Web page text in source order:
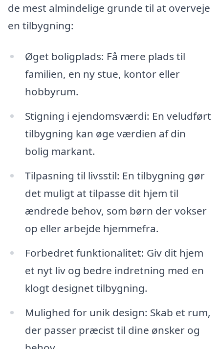
de mest almindelige grunde til at overveje
en tilbygning:
Øget boligplads: Få mere plads til
familien, en ny stue, kontor eller
hobbyrum.
Stigning i ejendomsværdi: En veludført
tilbygning kan øge værdien af din
bolig markant.
Tilpasning til livsstil: En tilbygning gør
det muligt at tilpasse dit hjem til
ændrede behov, som børn der vokser
op eller arbejde hjemmefra.
Forbedret funktionalitet: Giv dit hjem
et nyt liv og bedre indretning med en
klogt designet tilbygning.
Mulighed for unik design: Skab et rum,
der passer præcist til dine ønsker og